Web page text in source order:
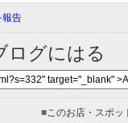
報告
ログにはる
■このお店・スポッ